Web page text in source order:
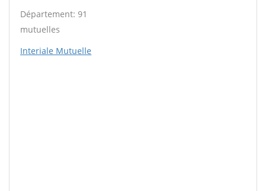
Département: 91
mutuelles
Interiale Mutuelle